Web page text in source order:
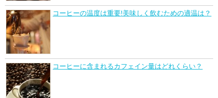
コーヒーの温度は重要!美味しく飲むための適温は？
コーヒーに含まれるカフェイン量はどれくらい？